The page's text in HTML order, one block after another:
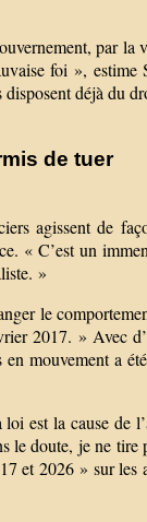
par
foi »,
déjà du
de tuer
agissent de
« C’est un
»
le
2017. » Avec
mouvement a
est la cause
le doute, je ne
et 2026 » sur